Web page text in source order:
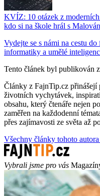
KVÍZ: 10 otázek z
kdo si na škole hrál s
Vydejte se s námi na cestu
informatiky a umělé
Tento článek byl publikován
Články z FajnTip.cz
životních vychytávek,
obsahu, který čtenáře nejen
zaměřen na každodenní
přes zajímavosti ze světa až
Všechny články tohoto
Vybrali jsme pro vás